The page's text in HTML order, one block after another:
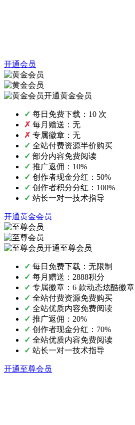
开通会员
开通黄金会员
✓ 每日免费下载：10 次
✗ 每月赠送：无
✗ 专属徽章：无
✓ 全站付费资源半价购买
✓ 部分内容免费阅读
✓ 推广返佣：10%
✓ 创作者现金分红：50%
✓ 创作者积分分红：100%
✓ 站长一对一技术指导
开通黄金会员
开通至尊会员
✓ 每日免费下载：无限制
✓ 每月赠送：2888积分
✓ 专属徽章：6 款动态炫酷徽章
✓ 全站付费资源免费购买
✓ 全站优质内容免费阅读
✓ 推广返佣：20%
✓ 创作者现金分红：70%
✓ 全站优质内容免费阅读
✓ 站长一对一技术指导
开通至尊会员